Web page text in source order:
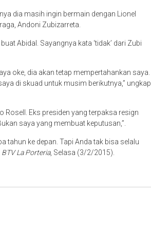
dia masih ingin bermain dengan Lionel
Andoni Zubizarreta.
Abidal. Sayangnya kata ‘tidak’ dari Zubi
oke, dia akan tetap mempertahankan saya.
di skuad untuk musim berikutnya,” ungkap
Rosell. Eks presiden yang terpaksa resign
saya yang membuat keputusan,”.
tahun ke depan. Tapi Anda tak bisa selalu
BTV La Porteria, Selasa (3/2/2015).